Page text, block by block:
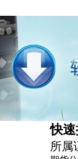
快
所属